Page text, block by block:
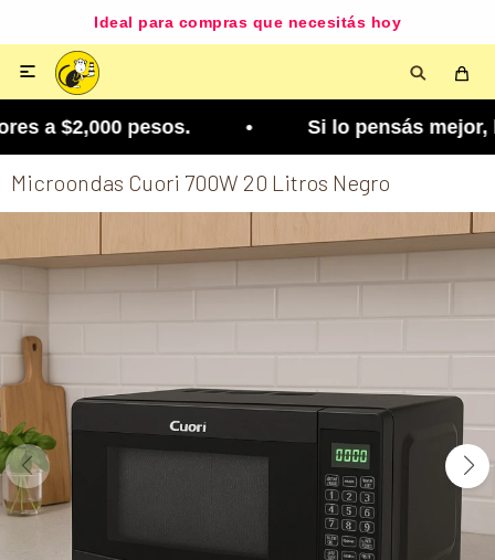
Ideal para compras que necesitás hoy

a $2,000 pesos. • Si lo pensás mejor, lo
Microondas Cuori 700W 20 Litros Negro